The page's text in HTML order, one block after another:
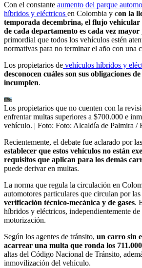
Con el constante aumento del parque
híbridos y eléctricos en Colombia y con la
temporada decembrina, el flujo vehicular
de cada departamento es cada vez mayor
primordial que todos los vehículos estén
normativas para no terminar el año con una
Los propietarios de vehículos híbridos y
desconocen cuáles son sus obligaciones
incumplen.
Los propietarios que no cuenten con la
enfrentar multas superiores a $700.000 e
vehículo. | Foto: Foto: Alcaldía de Palmira /
Recientemente, el debate fue aclarado por
establecer que estos vehículos no están
requisitos que aplican para los demás
puede derivar en multas.
La norma que regula la circulación en
automotores particulares que circulan por
verificación técnico-mecánica y de gases.
híbridos y eléctricos, independientemente de
motorización.
Según los agentes de tránsito, un carro sin
acarrear una multa que ronda los 711.000
altas del Código Nacional de Tránsito,
inmovilización del vehículo.